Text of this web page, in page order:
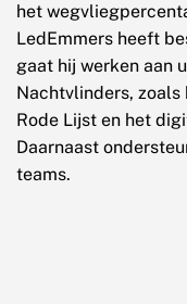
het
LedEmmers heeft
gaat hij werken aan
Nachtvlinders,
Rode Lijst en het
Daarnaast
teams.